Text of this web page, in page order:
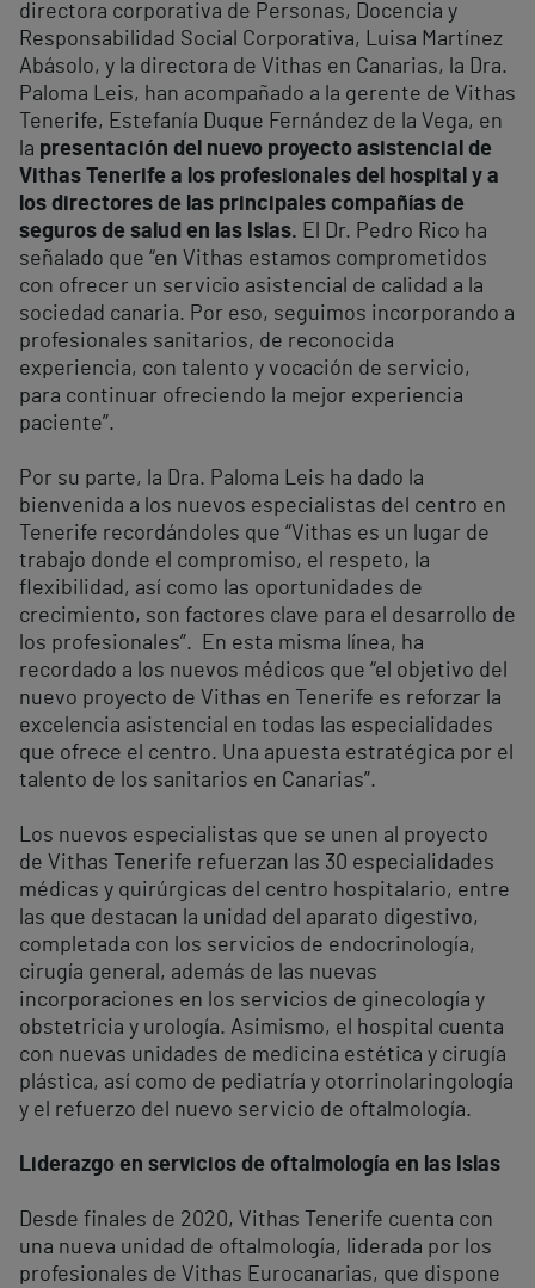
directora corporativa de Personas, Docencia y
Responsabilidad Social Corporativa, Luisa Martínez
Abásolo, y la directora de Vithas en Canarias, la Dra.
Paloma Leis, han acompañado a la gerente de Vithas
Tenerife, Estefanía Duque Fernández de la Vega, en
la presentación del nuevo proyecto asistencial de
Vithas Tenerife a los profesionales del hospital y a
los directores de las principales compañías de
seguros de salud en las Islas. El Dr. Pedro Rico ha
señalado que “en Vithas estamos comprometidos
con ofrecer un servicio asistencial de calidad a la
sociedad canaria. Por eso, seguimos incorporando a
profesionales sanitarios, de reconocida
experiencia, con talento y vocación de servicio,
para continuar ofreciendo la mejor experiencia
paciente”.
Por su parte, la Dra. Paloma Leis ha dado la
bienvenida a los nuevos especialistas del centro en
Tenerife recordándoles que “Vithas es un lugar de
trabajo donde el compromiso, el respeto, la
flexibilidad, así como las oportunidades de
crecimiento, son factores clave para el desarrollo de
los profesionales”. En esta misma línea, ha
recordado a los nuevos médicos que “el objetivo del
nuevo proyecto de Vithas en Tenerife es reforzar la
excelencia asistencial en todas las especialidades
que ofrece el centro. Una apuesta estratégica por el
talento de los sanitarios en Canarias”.
Los nuevos especialistas que se unen al proyecto
de Vithas Tenerife refuerzan las 30 especialidades
médicas y quirúrgicas del centro hospitalario, entre
las que destacan la unidad del aparato digestivo,
completada con los servicios de endocrinología,
cirugía general, además de las nuevas
incorporaciones en los servicios de ginecología y
obstetricia y urología. Asimismo, el hospital cuenta
con nuevas unidades de medicina estética y cirugía
plástica, así como de pediatría y otorrinolaringología
y el refuerzo del nuevo servicio de oftalmología.
Liderazgo en servicios de oftalmología en las Islas
Desde finales de 2020, Vithas Tenerife cuenta con
una nueva unidad de oftalmología, liderada por los
profesionales de Vithas Eurocanarias, que dispone